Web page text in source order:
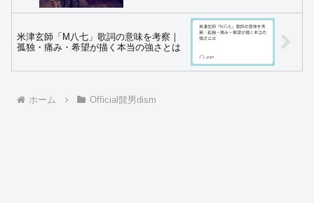
米津玄師「M八七」歌詞の意味を考察｜
孤独・痛み・希望が描く本当の強さとは
ホーム Official髭男dism